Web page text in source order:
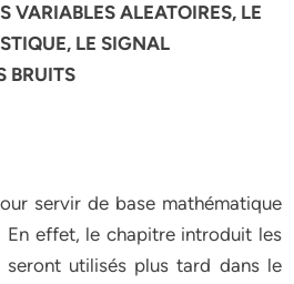
VARIABLES ALEATOIRES, LE
LE SIGNAL
BRUITS
servir de base mathématique
En effet, le chapitre introduit les
utilisés plus tard dans le